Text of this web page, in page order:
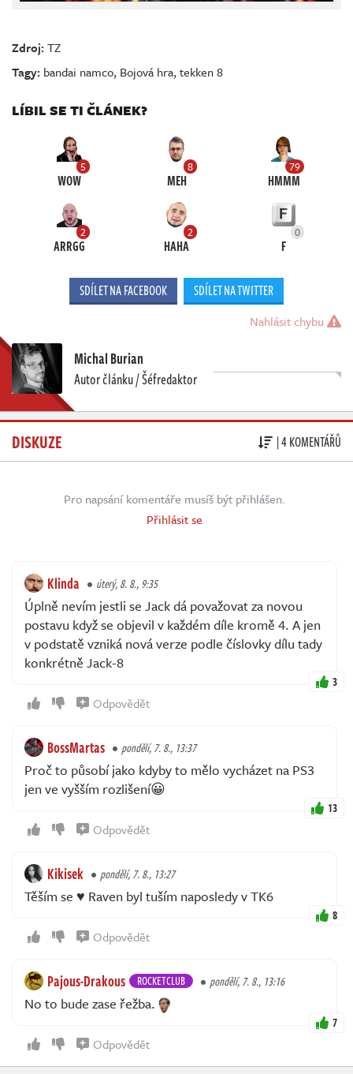
Zdroj:TZ
Tagy: bandai namco, Bojová hra,tekken 8
LÍBIL SE TI ČLÁNEK?
5
WOW
8
MEH
79
HMMM
2
ARRGG
2
HAHA
0
F
SDÍLET NA FACEBOOK SDÍLET NA TWITTER
Nahlásit chybu
Michal Burian
Autor článku / Šéfredaktor
DISKUZE | 4 KOMENTÁŘŮ
Pro napsání komentáře musíš být přihlášen.
Přihlásit se
Klinda úterý, 8. 8., 9:35
Úplně nevím jestli se Jack dá považovat za novou
postavu když se objevil v každém díle kromě 4. A jen
v podstatě vzniká nová verze podle číslovky dílu tady
konkrétně Jack-8
3
Odpovědět
BossMartas pondělí, 7. 8., 13:37
Proč to působí jako kdyby to mělo vycházet na PS3
jen ve vyšším rozlišení😀
13
Odpovědět
Kikisek pondělí, 7. 8., 13:27
Těším se ♥️ Raven byl tuším naposledy v TK6
8
Odpovědět
Pajous-Drakous ROCKETCLUB pondělí, 7. 8., 13:16
No to bude zase řežba.
7
Odpovědět